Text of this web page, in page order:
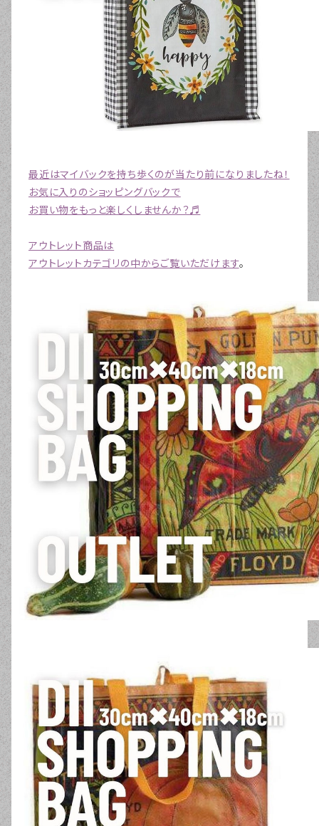
最近はマイバックを持ち歩くのが当たり前になりましたね！
お気に入りのショッピングバックで
お買い物をもっと楽しくしませんか？♬
アウトレット商品は
アウトレットカテゴリの中からご覧いただけます。